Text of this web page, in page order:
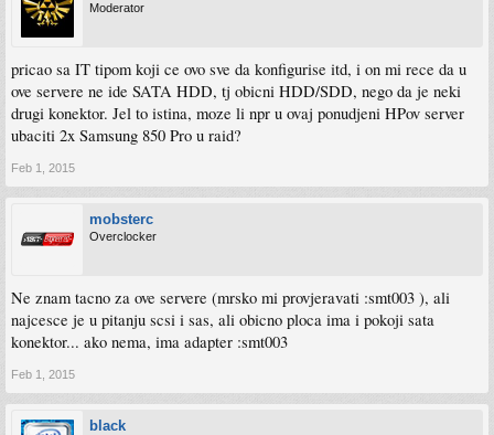
Moderator
pricao sa IT tipom koji ce ovo sve da konfigurise itd, i on mi rece da u
ove servere ne ide SATA HDD, tj obicni HDD/SDD, nego da je neki
drugi konektor. Jel to istina, moze li npr u ovaj ponudjeni HPov server
ubaciti 2x Samsung 850 Pro u raid?
Feb 1, 2015
mobsterc
Overclocker
Ne znam tacno za ove servere (mrsko mi provjeravati :smt003 ), ali
najcesce je u pitanju scsi i sas, ali obicno ploca ima i pokoji sata
konektor... ako nema, ima adapter :smt003
Feb 1, 2015
black